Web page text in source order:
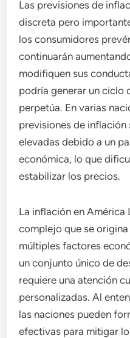
Las previsiones de
discreta pero
los consumidores
continuarán
modifiquen sus
podría generar un ciclo
perpetúa. En varias
previsiones de
elevadas debido a un
económica, lo que
estabilizar los precios.
La inflación en América
complejo que se
múltiples factores
un conjunto único de
requiere una atención
personalizadas. Al
las naciones pueden
efectivas para mitigar